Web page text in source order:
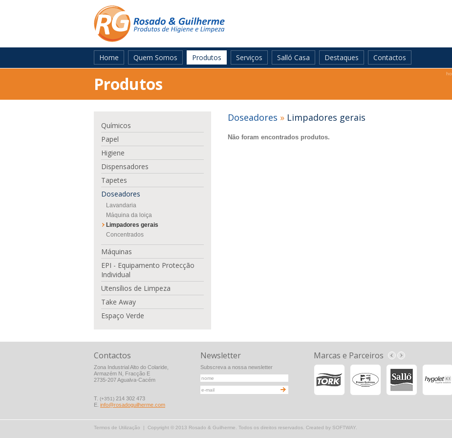
Home Quem Somos Produtos Serviços Salló Casa Destaques Contactos
Produtos
Químicos
Papel
Higiene
Dispensadores
Tapetes
Doseadores
Lavandaria
Máquina da loiça
Limpadores gerais
Concentrados
Máquinas
EPI - Equipamento Protecção
Individual
Utensílios de Limpeza
Take Away
Espaço Verde
Doseadores » Limpadores gerais
Não foram encontrados produtos.
Contactos
Zona Industrial Alto do Colaride,
Armazém N, Fracção E
2735-207 Agualva-Cacém
T. (+351) 214 302 473
E. info@rosadoguilherme.com
Newsletter
Subscreva a nossa newsletter
Marcas e Parceiros
Termos de Utilização | Copyright © 2013 Rosado & Guilherme. Todos os direitos reservados. Created by SOFTWAY